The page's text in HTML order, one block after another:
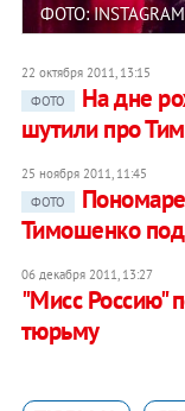
ФОТО:
22 октября 2011, 13:15
ФОТО
На дне
шутили про
25 ноября 2011, 11:45
ФОТО
Тимошенко
06 декабря 2011, 13:27
"Мисс Россию"
тюрьму